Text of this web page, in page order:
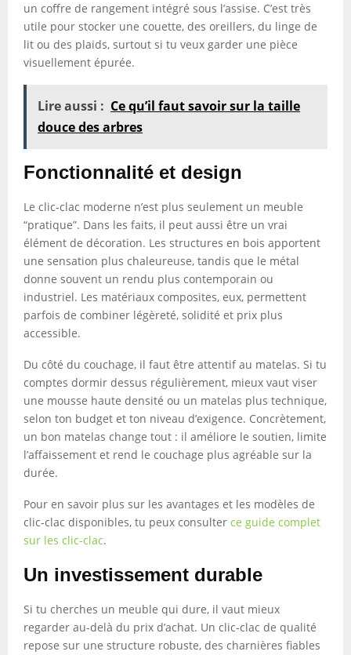
un coffre de rangement intégré sous l’assise. C’est très
utile pour stocker une couette, des oreillers, du linge de
lit ou des plaids, surtout si tu veux garder une pièce
visuellement épurée.
Lire aussi : Ce qu’il faut savoir sur la taille
douce des arbres
Fonctionnalité et design
Le clic-clac moderne n’est plus seulement un meuble
“pratique”. Dans les faits, il peut aussi être un vrai
élément de décoration. Les structures en bois apportent
une sensation plus chaleureuse, tandis que le métal
donne souvent un rendu plus contemporain ou
industriel. Les matériaux composites, eux, permettent
parfois de combiner légèreté, solidité et prix plus
accessible.
Du côté du couchage, il faut être attentif au matelas. Si tu
comptes dormir dessus régulièrement, mieux vaut viser
une mousse haute densité ou un matelas plus technique,
selon ton budget et ton niveau d’exigence. Concrètement,
un bon matelas change tout : il améliore le soutien, limite
l’affaissement et rend le couchage plus agréable sur la
durée.
Pour en savoir plus sur les avantages et les modèles de
clic-clac disponibles, tu peux consulter ce guide complet
sur les clic-clac.
Un investissement durable
Si tu cherches un meuble qui dure, il vaut mieux
regarder au-delà du prix d’achat. Un clic-clac de qualité
repose sur une structure robuste, des charnières fiables